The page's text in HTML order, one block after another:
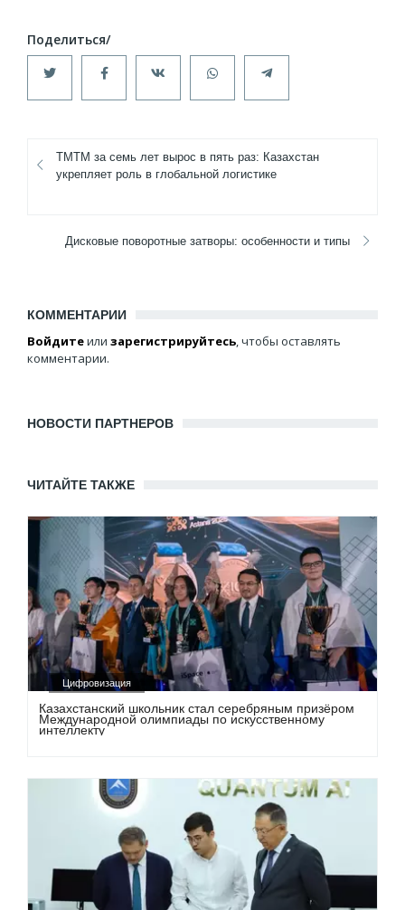
ТМТМ за семь лет вырос в пять раз: Казахстан
укрепляет роль в глобальной логистике
Дисковые поворотные затворы: особенности и типы
КОММЕНТАРИИ
Войдитеили зарегистрируйтесь, чтобы оставлять
комментарии.
НОВОСТИ ПАРТНЕРОВ
ЧИТАЙТЕ ТАКЖЕ
Цифровизация
Казахстанский школьник стал серебряным призёром
Международной олимпиады по искусственному
интеллекту